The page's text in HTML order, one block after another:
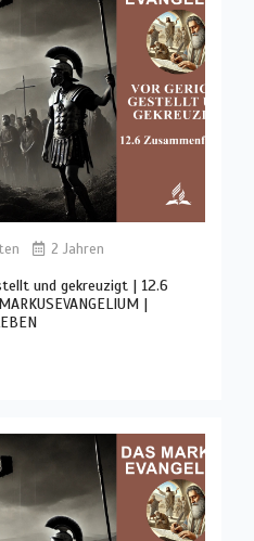
2 Jahren
und gekreuzigt | 12.6
|